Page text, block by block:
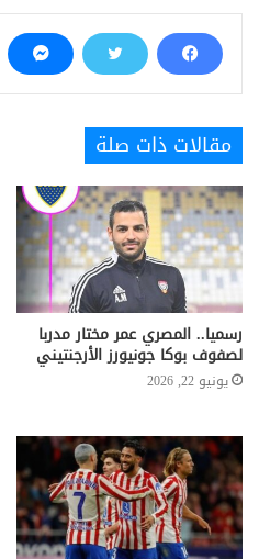
مقالات ذات صلة
رسميا.. المصري عمر مختار مدربا
لصفوف بوكا جونيورز الأرجنتيني
يونيو 22, 2026